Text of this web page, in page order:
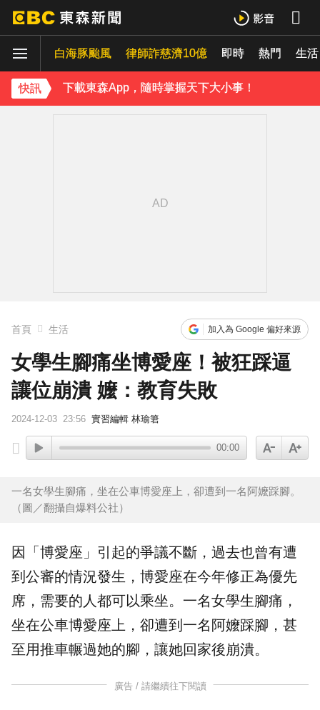
白海豚颱風 律師詐慈濟10億 即時 熱門 生活
快訊
下載東森App，隨時掌握天下大小事！
首頁 生活 加入為 Google 偏好來源
女學生腳痛坐博愛座！被狂踩逼
讓位崩潰 嬤：教育失敗
2024-12-03 23:56 實習編輯 林瑜䇹
00:00
一名女學生腳痛，坐在公車博愛座上，卻遭到一名阿嬤踩腳。
（圖／翻攝自爆料公社）
因「 博愛座 」引起的爭議不斷，過去也曾有遭
到公審的情況發生，博愛座在今年修正為優先
席 ，需要的人都可以乘坐。一名女學生腳痛 ，
坐在公車博愛座上，卻遭到一名 阿嬤踩腳，甚
至用推車輾過她的腳，讓她回家後崩潰。
廣告 / 請繼續往下閱讀